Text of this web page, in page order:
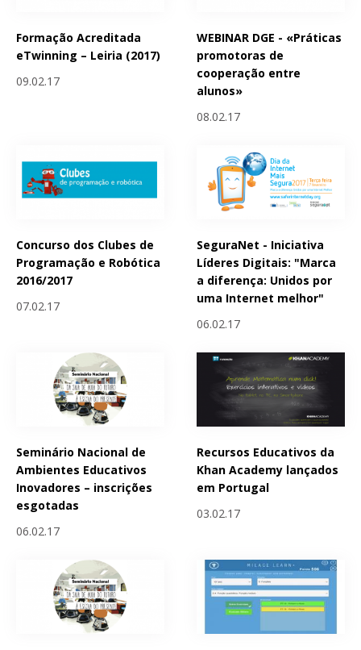
Formação Acreditada
eTwinning – Leiria (2017)
09.02.17
WEBINAR DGE - «Práticas
promotoras de
cooperação entre
alunos»
08.02.17
Concurso dos Clubes de
Programação e Robótica
2016/2017
07.02.17
SeguraNet - Iniciativa
Líderes Digitais: "Marca
a diferença: Unidos por
uma Internet melhor"
06.02.17
Seminário Nacional de
Ambientes Educativos
Inovadores – inscrições
esgotadas
06.02.17
Recursos Educativos da
Khan Academy lançados
em Portugal
03.02.17